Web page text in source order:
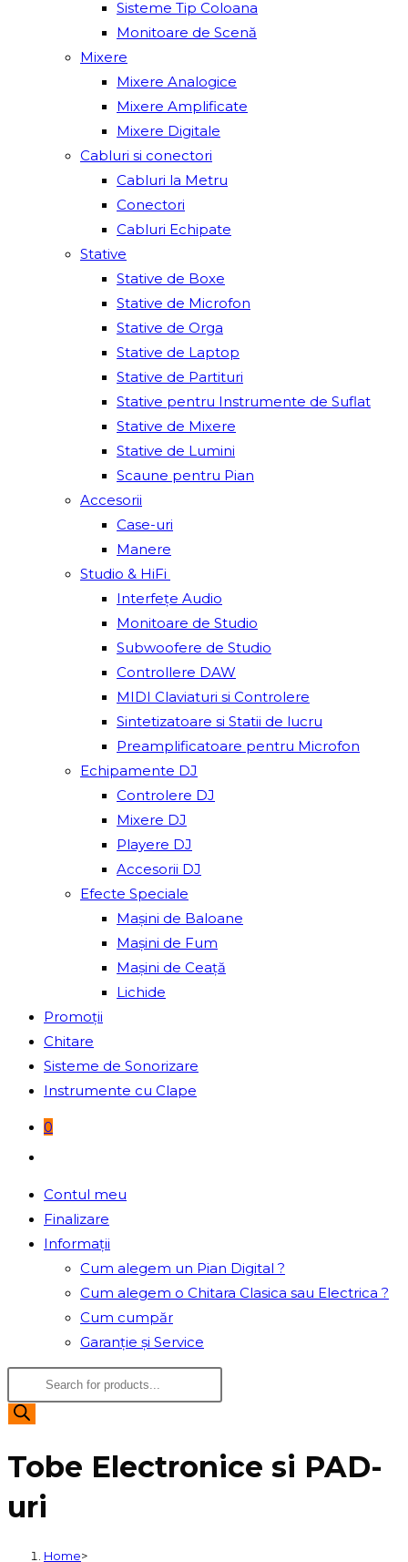
Sisteme Tip Coloana
Monitoare de Scenă
Mixere
Mixere Analogice
Mixere Amplificate
Mixere Digitale
Cabluri si conectori
Cabluri la Metru
Conectori
Cabluri Echipate
Stative
Stative de Boxe
Stative de Microfon
Stative de Orga
Stative de Laptop
Stative de Partituri
Stative pentru Instrumente de Suflat
Stative de Mixere
Stative de Lumini
Scaune pentru Pian
Accesorii
Case-uri
Manere
Studio & HiFi
Interfețe Audio
Monitoare de Studio
Subwoofere de Studio
Controllere DAW
MIDI Claviaturi si Controlere
Sintetizatoare si Statii de lucru
Preamplificatoare pentru Microfon
Echipamente DJ
Controlere DJ
Mixere DJ
Playere DJ
Accesorii DJ
Efecte Speciale
Mașini de Baloane
Mașini de Fum
Mașini de Ceață
Lichide
Promoții
Chitare
Sisteme de Sonorizare
Instrumente cu Clape
0
search
Contul meu
Finalizare
Informații
Cum alegem un Pian Digital ?
Cum alegem o Chitara Clasica sau Electrica ?
Cum cumpăr
Garanție și Service
Products
search
Tobe Electronice si PAD-
uri
Home>